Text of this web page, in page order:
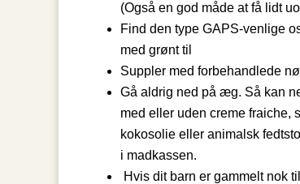
(Også en god måde at få lidt
Find den type GAPS-venlige
med grønt til
Suppler med forbehandlede
Gå aldrig ned på æg. Så kan
med eller uden creme fraiche,
kokosolie eller animalsk
i madkassen.
Hvis dit barn er gammelt nok